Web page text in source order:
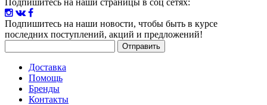
Подпишитесь на наши новости, чтобы быть в курсе
последних поступлений, акций и предложений!
Доставка
Помощь
Бренды
Контакты